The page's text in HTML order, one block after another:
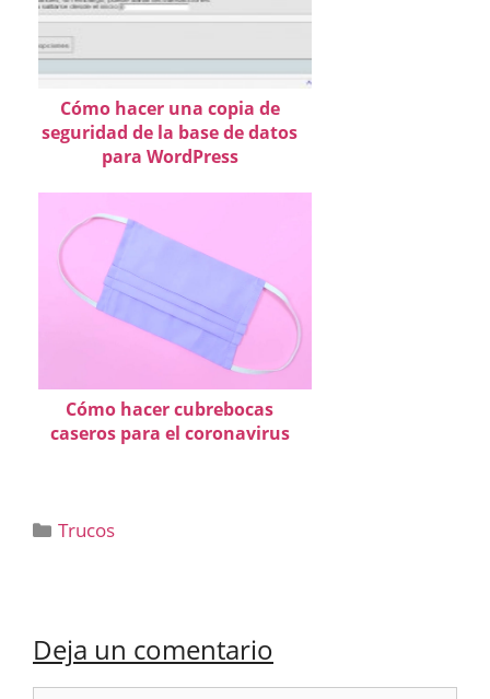
Cómo hacer una copia de
seguridad de la base de datos
para WordPress
Cómo hacer cubrebocas
caseros para el coronavirus
Categorías
Trucos
Deja un comentario